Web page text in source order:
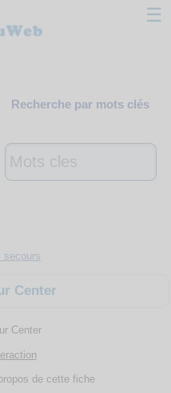
☰
Recherche par mots clés
secours
Center
de cette fiche